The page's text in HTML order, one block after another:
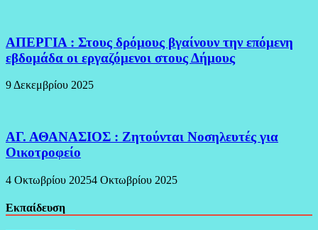
ΑΠΕΡΓΙΑ : Στους δρόμους βγαίνουν την επόμενη
εβδομάδα οι εργαζόμενοι στους Δήμους
9 Δεκεμβρίου 2025
ΑΓ. ΑΘΑΝΑΣΙΟΣ : Ζητούνται Νοσηλευτές για
Οικοτροφείο
4 Οκτωβρίου 20254 Οκτωβρίου 2025
Εκπαίδευση